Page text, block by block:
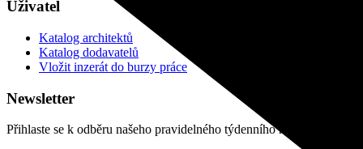
Uživatel
Katalog architektů
Katalog dodavatelů
Vložit inzerát do burzy práce
Newsletter
Přihlaste se k odběru našeho pravidelného týdenního newsletteru: